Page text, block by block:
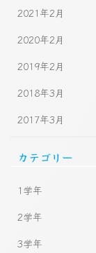
2021年2月
2020年2月
2019年2月
2018年3月
2017年3月
カテゴリー
1学年
2学年
3学年